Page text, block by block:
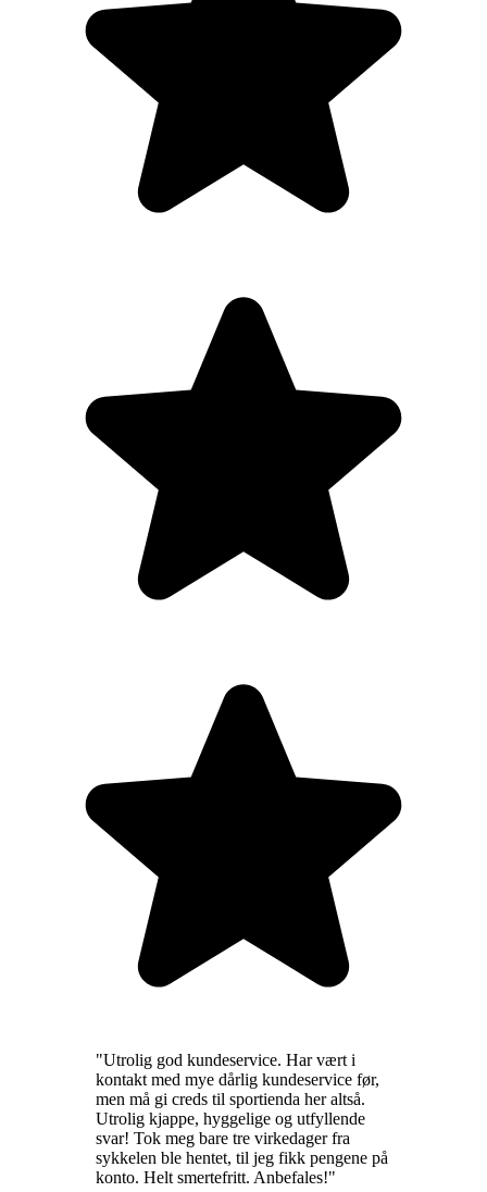
"Utrolig god kundeservice. Har vært i
kontakt med mye dårlig kundeservice før,
men må gi creds til sportienda her altså.
Utrolig kjappe, hyggelige og utfyllende
svar! Tok meg bare tre virkedager fra
sykkelen ble hentet, til jeg fikk pengene på
konto. Helt smertefritt. Anbefales!"